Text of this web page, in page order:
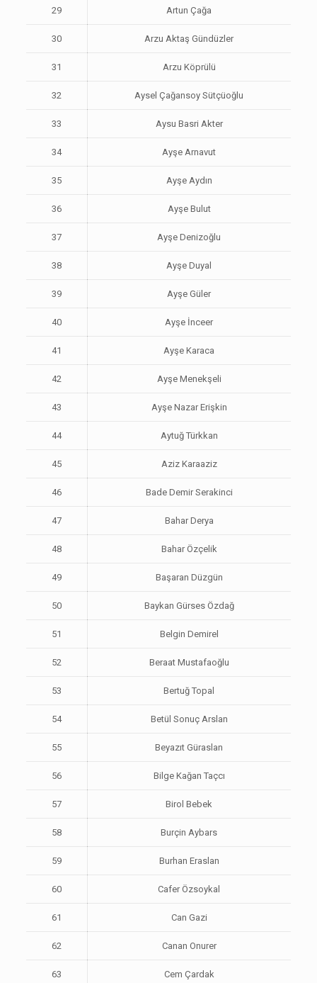
29 Artun Çağa
30 Arzu Aktaş Gündüzler
31 Arzu Köprülü
32 Aysel Çağansoy Sütçüoğlu
33 Aysu Basri Akter
34 Ayşe Arnavut
35 Ayşe Aydın
36 Ayşe Bulut
37 Ayşe Denizoğlu
38 Ayşe Duyal
39 Ayşe Güler
40 Ayşe İnceer
41 Ayşe Karaca
42 Ayşe Menekşeli
43 Ayşe Nazar Erişkin
44 Aytuğ Türkkan
45 Aziz Karaaziz
46 Bade Demir Serakinci
47 Bahar Derya
48 Bahar Özçelik
49 Başaran Düzgün
50 Baykan Gürses Özdağ
51 Belgin Demirel
52 Beraat Mustafaoğlu
53 Bertuğ Topal
54 Betül Sonuç Arslan
55 Beyazıt Güraslan
56 Bilge Kağan Taçcı
57 Birol Bebek
58 Burçin Aybars
59 Burhan Eraslan
60 Cafer Özsoykal
61 Can Gazi
62 Canan Onurer
63 Cem Çardak